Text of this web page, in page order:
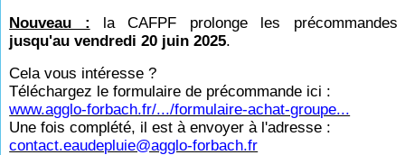
Nouveau : la CAFPF prolonge les précommandes
jusqu'au vendredi 20 juin 2025.
Cela vous intéresse ?
Téléchargez le formulaire de précommande ici :
www.agglo-forbach.fr/.../formulaire-achat-groupe...
Une fois complété, il est à envoyer à l'adresse :
contact.eaudepluie@agglo-forbach.fr